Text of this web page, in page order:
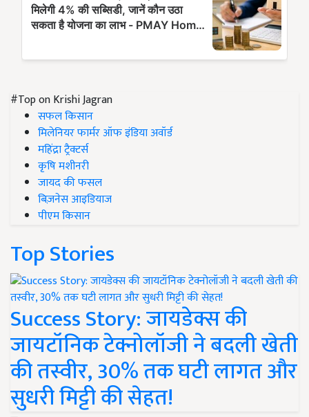
#Top on Krishi Jagran
सफल किसान
मिलेनियर फार्मर ऑफ इंडिया अवॉर्ड
महिंद्रा ट्रैक्टर्स
कृषि मशीनरी
जायद की फसल
बिज़नेस आइडियाज
पीएम किसान
Top Stories
Success Story: जायडेक्स की
जायटॉनिक टेक्नोलॉजी ने बदली खेती
की तस्वीर, 30% तक घटी लागत और
सुधरी मिट्टी की सेहत!